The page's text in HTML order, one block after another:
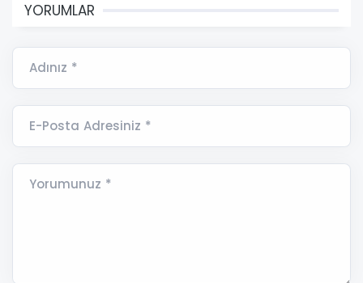
YORUMLAR
Adınız *
E-Posta Adresiniz *
Yorumunuz *